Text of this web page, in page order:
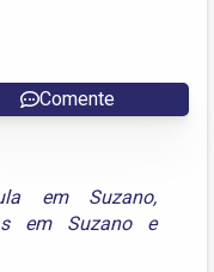
Comente
em Suzano,
em Suzanoe